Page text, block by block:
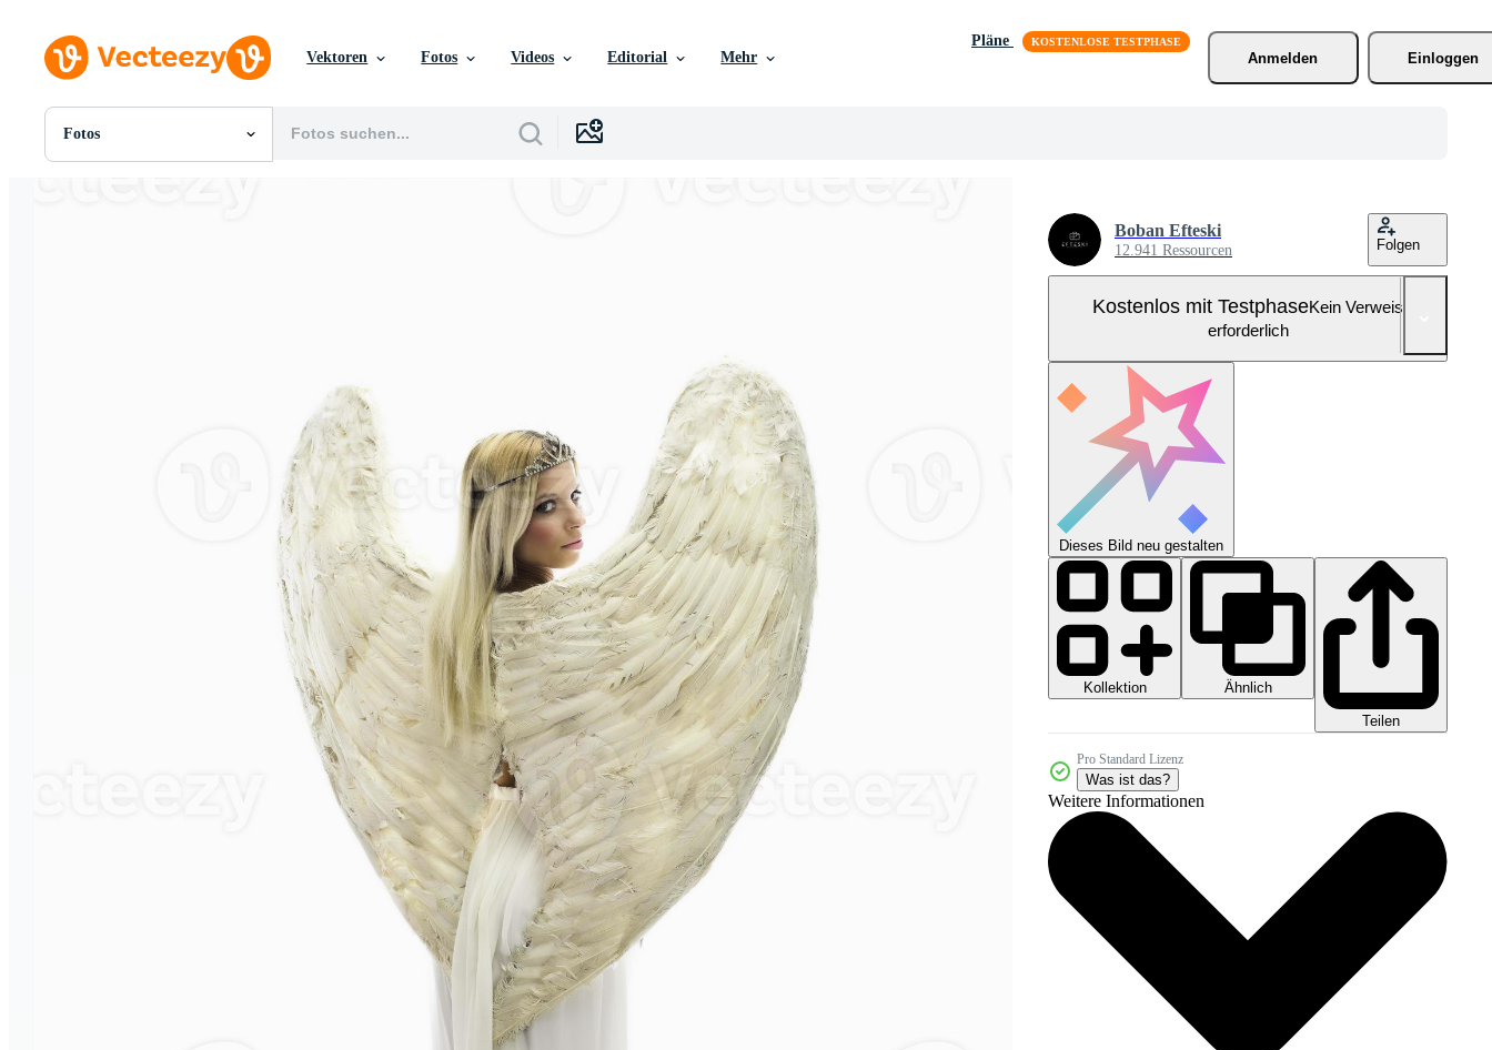
Vektoren Fotos Videos Editorial Mehr
Pläne
Anmelden
Einloggen
Fotos
Alle Bilder
Boban Efteski
12.941 Ressourcen Folgen
Kostenlos mit TestphaseKein Verweis
erforderlich
Dieses Bild neu gestalten
Kollektion
Ähnlich
Teilen
Pro Standard Lizenz
Was ist das?
Weitere Informationen